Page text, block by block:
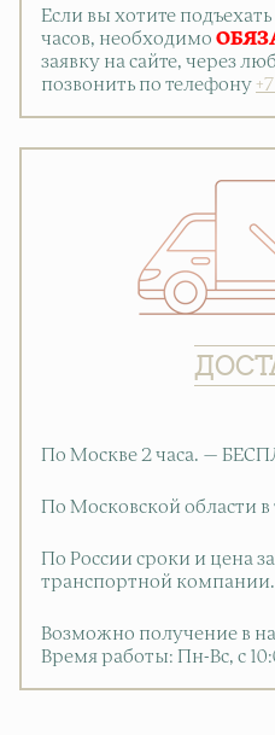
Если вы хотите
часов, необходимо
заявку на сайте, через
позвонить по телефону
По Москве 2 часа. —
По Московской области в
По России сроки и цена
транспортной компании.
Возможно получение в
Время работы: Пн-Вс, с